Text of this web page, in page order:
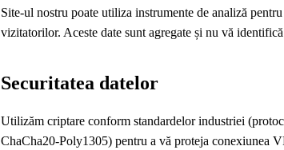
Site-ul nostru poate utiliza instrumente de analiză
vizitatorilor. Aceste date sunt agregate și nu vă
Securitatea datelor
Utilizăm criptare conform standardelor industriei
ChaCha20-Poly1305) pentru a vă proteja conexiunea